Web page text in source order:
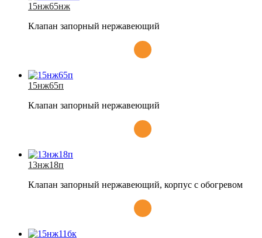
15нж65нж
Клапан запорный нержавеющий
15нж65п
Клапан запорный нержавеющий
13нж18п
Клапан запорный нержавеющий, корпус с обогревом